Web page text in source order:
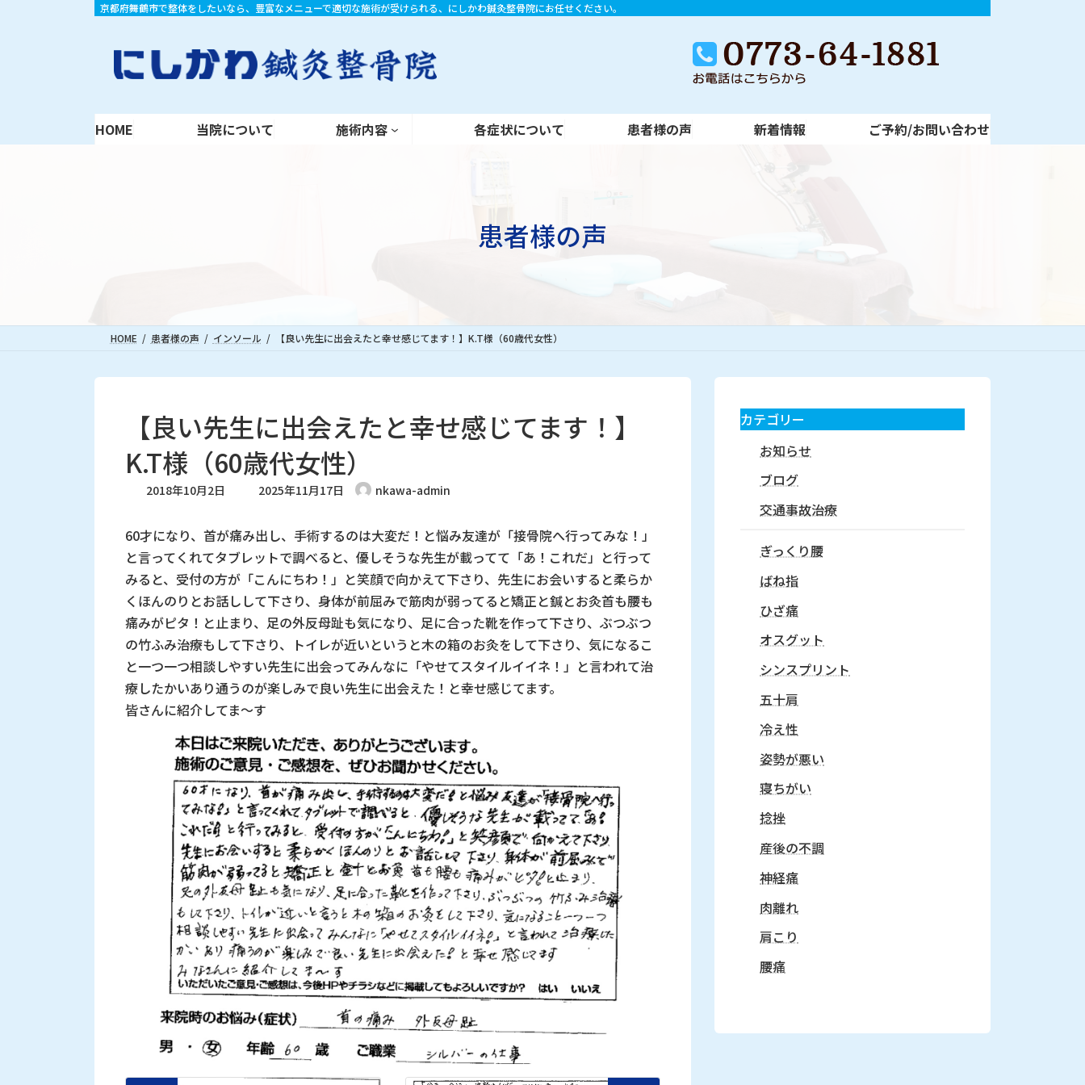
キ
に
当院について 施術内容 各症状について 患者様の声 新着情報 ご予約/お問い合わせ
京都府舞鶴市で整体をしたいなら、豊富なメニューで適切な施術が受けられる、にしかわ鍼灸整骨院にお任せください。
HOME 当院について 施術内容 各症状について 患者様の声 新着情報 ご予約/お問い合わせ
患者様の声
HOME 患者様の声 インソール 【良い先生に出会えたと幸せ感じてます！】K.T様（60歳代女性）
【良い先生に出会えたと幸せ感じてます！】
K.T様（60歳代女性）
2018年10月2日
最
新
日
時
:
2025年11月17日 nkawa-admin
60才になり、首が痛み出し、手術するのは大変だ！と悩み友達が「接骨院へ行ってみな！」
と言ってくれてタブレットで調べると、優しそうな先生が載ってて「あ！これだ」と行って
みると、受付の方が「こんにちわ！」と笑顔で向かえて下さり、先生にお会いすると柔らか
くほんのりとお話しして下さり、身体が前屈みで筋肉が弱ってると矯正と鍼とお灸首も腰も
痛みがピタ！と止まり、足の外反母趾も気になり、足に合った靴を作って下さり、ぶつぶつ
の竹ふみ治療もして下さり、トイレが近いというと木の箱のお灸をして下さり、気になるこ
と一つ一つ相談しやすい先生に出会ってみんなに「やせてスタイルイイネ！」と言われて治
療したかいあり通うのが楽しみで良い先生に出会えた！と幸せ感じてます。
皆さんに紹介してま～す
カテゴリー
お知らせ
ブログ
交通事故治療
ぎっくり腰
ばね指
ひざ痛
オスグット
シンスプリント
五十肩
冷え性
姿勢が悪い
寝ちがい
捻挫
産後の不調
神経痛
肉離れ
肩こり
腰痛